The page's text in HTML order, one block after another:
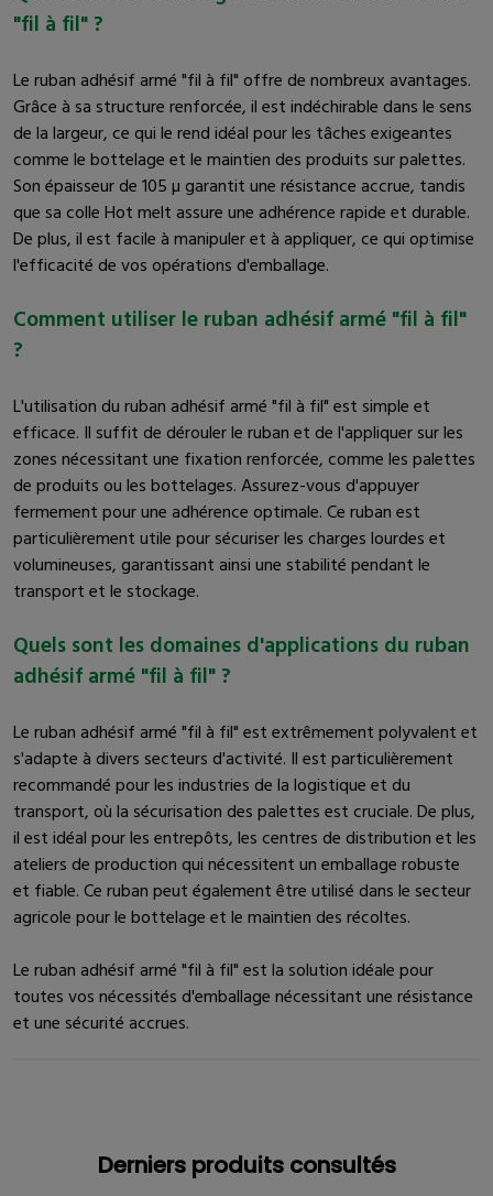
"fil à fil" ?
Le ruban adhésif armé "fil à fil" offre de nombreux avantages.
Grâce à sa structure renforcée, il est indéchirable dans le sens
de la largeur, ce qui le rend idéal pour les tâches exigeantes
comme le bottelage et le maintien des produits sur palettes.
Son épaisseur de 105 µ garantit une résistance accrue, tandis
que sa colle Hot melt assure une adhérence rapide et durable.
De plus, il est facile à manipuler et à appliquer, ce qui optimise
l'efficacité de vos opérations d'emballage.
Comment utiliser le ruban adhésif armé "fil à fil"
?
L'utilisation du ruban adhésif armé "fil à fil" est simple et
efficace. Il suffit de dérouler le ruban et de l'appliquer sur les
zones nécessitant une fixation renforcée, comme les palettes
de produits ou les bottelages. Assurez-vous d'appuyer
fermement pour une adhérence optimale. Ce ruban est
particulièrement utile pour sécuriser les charges lourdes et
volumineuses, garantissant ainsi une stabilité pendant le
transport et le stockage.
Quels sont les domaines d'applications du ruban
adhésif armé "fil à fil" ?
Le ruban adhésif armé "fil à fil" est extrêmement polyvalent et
s'adapte à divers secteurs d'activité. Il est particulièrement
recommandé pour les industries de la logistique et du
transport, où la sécurisation des palettes est cruciale. De plus,
il est idéal pour les entrepôts, les centres de distribution et les
ateliers de production qui nécessitent un emballage robuste
et fiable. Ce ruban peut également être utilisé dans le secteur
agricole pour le bottelage et le maintien des récoltes.
Le ruban adhésif armé "fil à fil" est la solution idéale pour
toutes vos nécessités d'emballage nécessitant une résistance
et une sécurité accrues.
Derniers produits consultés